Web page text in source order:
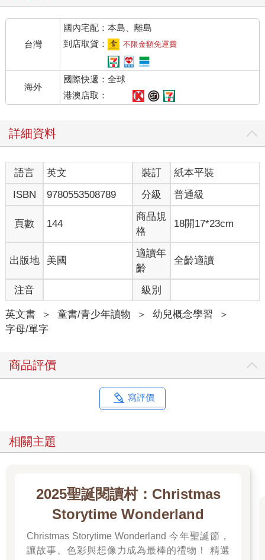
台灣
國內宅配：本島、離島
到店取貨：
不限金額免運費
海外
國際快遞：全球
港澳店取：
詳細資料
語言 英文 裝訂
紙本平裝
ISBN
9780553508789 分級 普通級
頁數 144
商品規
格
18開17*23cm
出版地 美國
適讀年
齡
全齡適讀
注音 級別
英文書 ＞ 童書/青少年讀物 ＞ 幼兒概念學習
＞
字母/單字
商品評價
寫評價
相關主題
2025聖誕閱讀村：Christmas
Storytime Wonderland
Christmas Storytime Wonderland 今年聖誕節，
讓故事、色彩與想像力成為最棒的禮物！ 精選